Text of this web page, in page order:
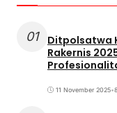
01
Ditpolsatwa
Rakernis
11 November 2025•